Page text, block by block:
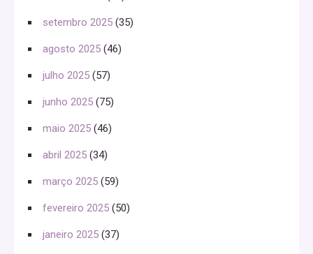
setembro 2025 (35)
agosto 2025 (46)
julho 2025 (57)
junho 2025 (75)
maio 2025 (46)
abril 2025 (34)
março 2025 (59)
fevereiro 2025 (50)
janeiro 2025 (37)